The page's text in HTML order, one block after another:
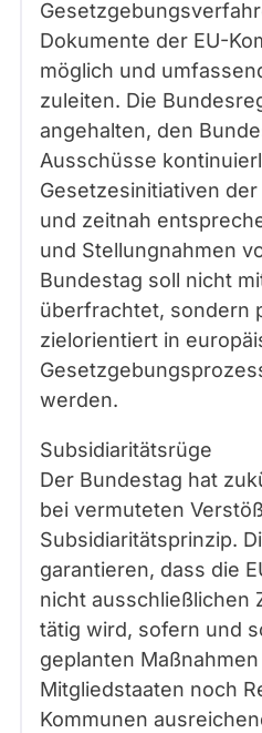
Dokumente der EU-
möglich und
zuleiten. Die
angehalten, den
Ausschüsse
Gesetzesinitiativen
und zeitnah
und Stellungnahmen
Bundestag soll nicht
überfrachtet, sondern
zielorientiert in
werden.
Subsidiaritätsrüge
Der Bundestag hat
bei vermuteten
Subsidiaritätsprinzip.
garantieren, dass die
nicht ausschließlichen
tätig wird, sofern und
geplanten
Mitgliedstaaten noch
Kommunen